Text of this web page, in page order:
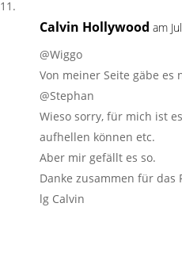
Calvin Hollywood am
@Wiggo
Von meiner Seite gäbe es
@Stephan
Wieso sorry, für mich ist
aufhellen können etc.
Aber mir gefällt es so.
Danke zusammen für das
lg Calvin